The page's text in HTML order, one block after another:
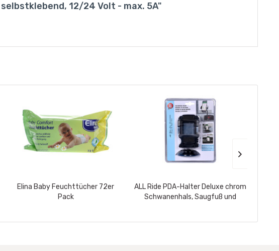
12/24 Volt - max. 5A"
Elina Baby Feuchttücher 72er
Pack
ALL Ride PDA-Halter Deluxe chrom
Schwanenhals, Saugfuß und